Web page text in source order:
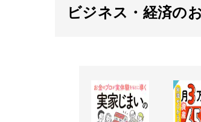
ビジネス・経済の